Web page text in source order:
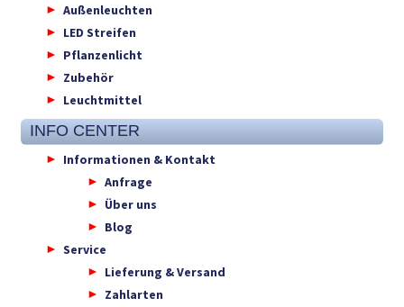
Außenleuchten
LED Streifen
Pflanzenlicht
Zubehör
Leuchtmittel
INFO CENTER
Informationen & Kontakt
Anfrage
Über uns
Blog
Service
Lieferung & Versand
Zahlarten